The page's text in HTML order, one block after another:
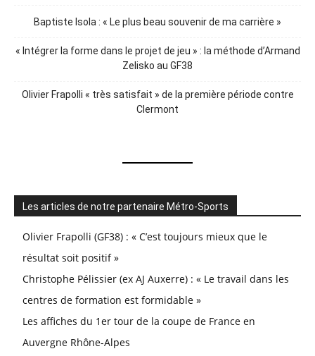
Baptiste Isola : « Le plus beau souvenir de ma carrière »
« Intégrer la forme dans le projet de jeu » : la méthode d’Armand
Zelisko au GF38
Olivier Frapolli « très satisfait » de la première période contre
Clermont
Les articles de notre partenaire Métro-Sports
Olivier Frapolli (GF38) : « C’est toujours mieux que le
résultat soit positif »
Christophe Pélissier (ex AJ Auxerre) : « Le travail dans les
centres de formation est formidable »
Les affiches du 1er tour de la coupe de France en
Auvergne Rhône-Alpes